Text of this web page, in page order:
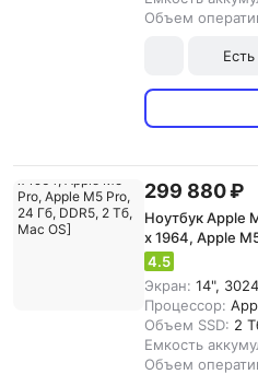
Объем
Есть
299 880 ₽
Ноутбук Apple
x 1964, Apple
DDR5, 2 Тб, Mac
4.5
Экран: 14",
Процессор:
Объем SSD: 2
Емкость
Объем